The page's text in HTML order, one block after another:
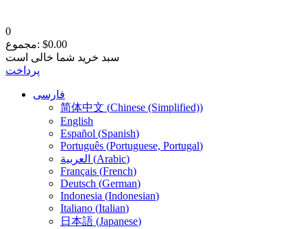
0
مجموع: $0.00
سبد خرید شما خالی است
پرداخت
فارسی
简体中文 (Chinese (Simplified))
English
Español (Spanish)
Português (Portuguese, Portugal)
العربية (Arabic)
Français (French)
Deutsch (German)
Indonesia (Indonesian)
Italiano (Italian)
日本語 (Japanese)